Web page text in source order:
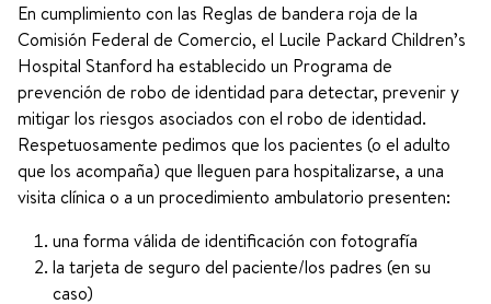
En cumplimiento con las Reglas de bandera roja de la
Comisión Federal de Comercio, el Lucile Packard Children’s
Hospital Stanford ha establecido un Programa de
prevención de robo de identidad para detectar, prevenir y
mitigar los riesgos asociados con el robo de identidad.
Respetuosamente pedimos que los pacientes (o el adulto
que los acompaña) que lleguen para hospitalizarse, a una
visita clínica o a un procedimiento ambulatorio presenten:
una forma válida de identificación con fotografía
la tarjeta de seguro del paciente/los padres (en su
caso)